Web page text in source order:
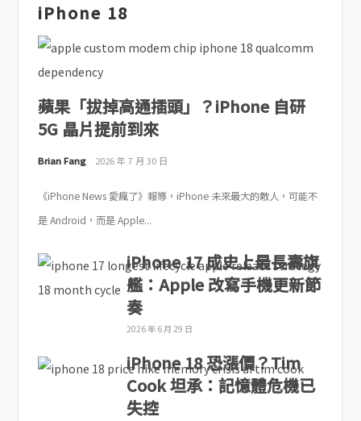
iPhone 18
蘋果「拔掉高通插頭」？iPhone 自研
5G 晶片提前到來
Brian Fang 2026 年 7 月 30 日
《iPhone News 愛瘋了》報導，iPhone 未來最大的敵人，可能不
是 Android，而是 Apple...
iPhone 17 成史上最長壽旗
艦：Apple 改寫手機更新節
奏
2026 年 6 月 29 日
iPhone 18 恐漲價？Tim
Cook 坦承：記憶體危機已
失控